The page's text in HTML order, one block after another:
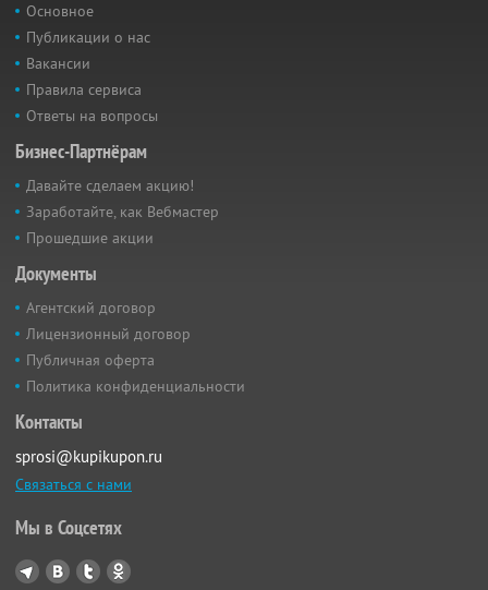
Основное
Публикации о нас
Вакансии
Правила сервиса
Ответы на вопросы
Бизнес-Партнёрам
Давайте сделаем акцию!
Заработайте, как Вебмастер
Прошедшие акции
Документы
Агентский договор
Лицензионный договор
Публичная оферта
Политика конфиденциальности
Контакты
sprosi@kupikupon.ru
Связаться с нами
Мы в Соцсетях